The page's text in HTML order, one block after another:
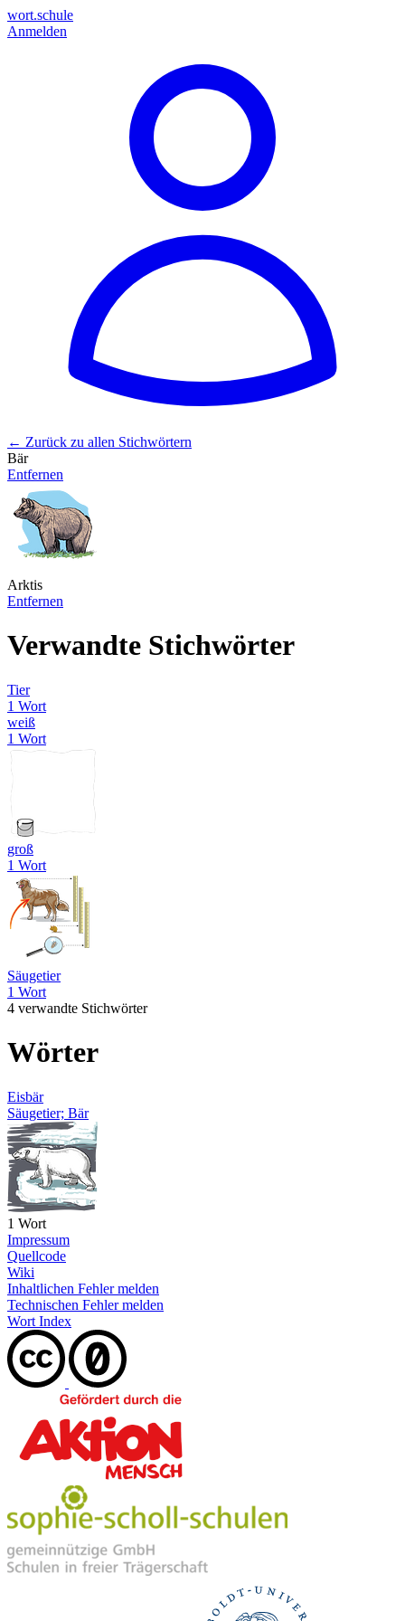
wort.schule
Anmelden
← Zurück zu allen Stichwörtern
Bär
Entfernen
Arktis
Entfernen
Verwandte Stichwörter
Tier
1 Wort
weiß
1 Wort
groß
1 Wort
Säugetier
1 Wort
4 verwandte Stichwörter
Wörter
Eisbär
Säugetier; Bär
1 Wort
Impressum
Quellcode
Wiki
Inhaltlichen Fehler melden
Technischen Fehler melden
Wort Index